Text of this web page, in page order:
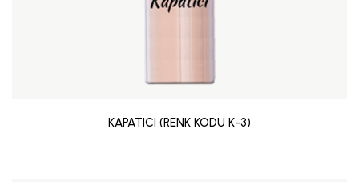
KAPATICI (RENK KODU K-3)